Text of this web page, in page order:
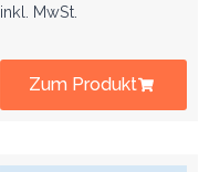
inkl. MwSt.
Zum Produkt